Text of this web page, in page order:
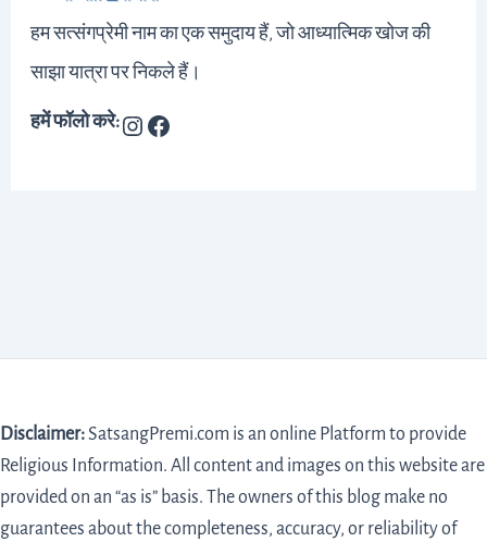
हम सत्संगप्रेमी नाम का एक समुदाय हैं, जो आध्यात्मिक खोज की
साझा यात्रा पर निकले हैं।
हमें फॉलो करे:
Disclaimer:SatsangPremi.com is an online Platform to provide
Religious Information. All content and images on this website are
provided on an “as is” basis. The owners of this blog make no
guarantees about the completeness, accuracy, or reliability of